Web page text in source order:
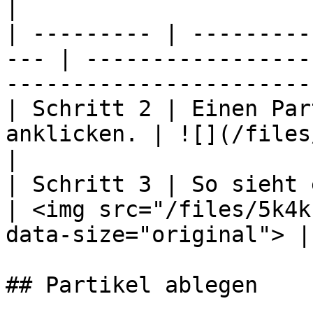
| --------- |
--- |
| Schritt 2 | Einen
anklicken. | ![](/files/
| Schritt 3 | So sieht
| <img src="/files/
data-size="original"> |
## Partikel ablegen